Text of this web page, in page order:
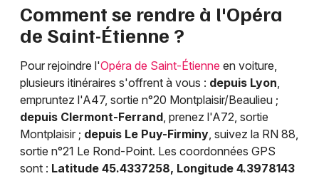
Comment se rendre à l'Opéra
de Saint-Étienne ?
Pour rejoindre l'Opéra de Saint-Étienne en voiture,
plusieurs itinéraires s'offrent à vous : depuis Lyon,
empruntez l'A47, sortie n°20 Montplaisir/Beaulieu ;
depuis Clermont-Ferrand, prenez l'A72, sortie
Montplaisir ; depuis Le Puy-Firminy, suivez la RN 88,
sortie n°21 Le Rond-Point. Les coordonnées GPS
sont : Latitude 45.4337258, Longitude 4.3978143